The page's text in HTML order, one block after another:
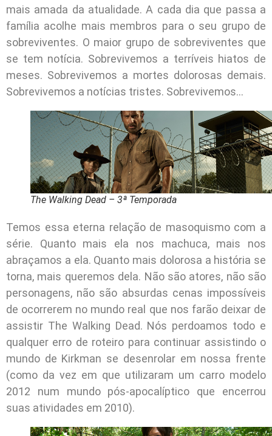
mais amada da atualidade. A cada dia que passa a
família acolhe mais membros para o seu grupo de
sobreviventes. O maior grupo de sobreviventes que
se tem notícia. Sobrevivemos a terríveis hiatos de
meses. Sobrevivemos a mortes dolorosas demais.
Sobrevivemos a notícias tristes. Sobrevivemos…
The Walking Dead – 3ª Temporada
Temos essa eterna relação de masoquismo com a
série. Quanto mais ela nos machuca, mais nos
abraçamos a ela. Quanto mais dolorosa a história se
torna, mais queremos dela. Não são atores, não são
personagens, não são absurdas cenas impossíveis
de ocorrerem no mundo real que nos farão deixar de
assistir The Walking Dead. Nós perdoamos todo e
qualquer erro de roteiro para continuar assistindo o
mundo de Kirkman se desenrolar em nossa frente
(como da vez em que utilizaram um carro modelo
2012 num mundo pós-apocalíptico que encerrou
suas atividades em 2010).